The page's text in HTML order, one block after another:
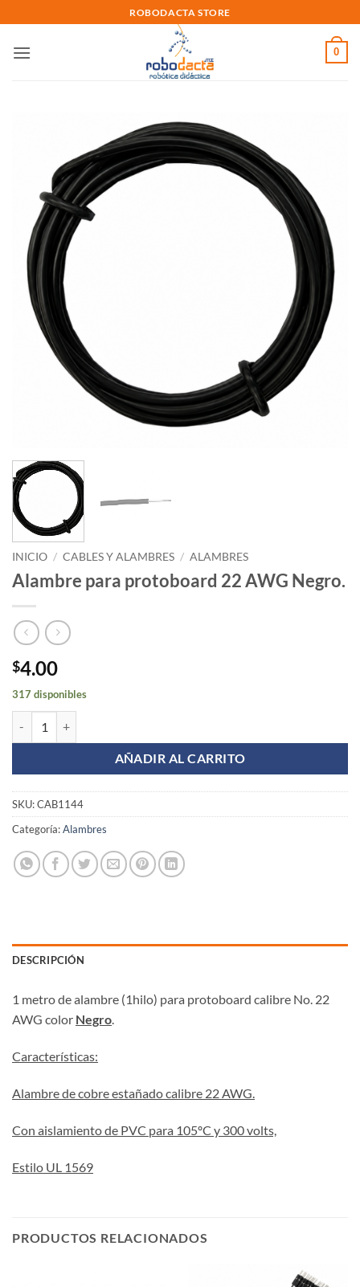
to
content
ROBODACTA STORE
0
INICIO / CABLES Y ALAMBRES / ALAMBRES
Alambre para protoboard 22 AWG Negro.
$4.00
317 disponibles
AÑADIR AL CARRITO
SKU:CAB1144
Categoría:Alambres
DESCRIPCIÓN
1 metro de alambre (1hilo) para protoboard calibre No. 22
AWG color Negro.
Características:
Alambre de cobre estañado calibre 22 AWG.
Con aislamiento de PVC para 105ºC y 300 volts,
Estilo UL 1569
PRODUCTOS RELACIONADOS